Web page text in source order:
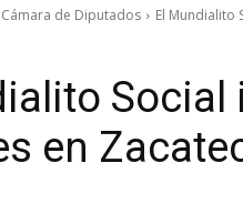
Cámara de Diputados El Mundialito
en